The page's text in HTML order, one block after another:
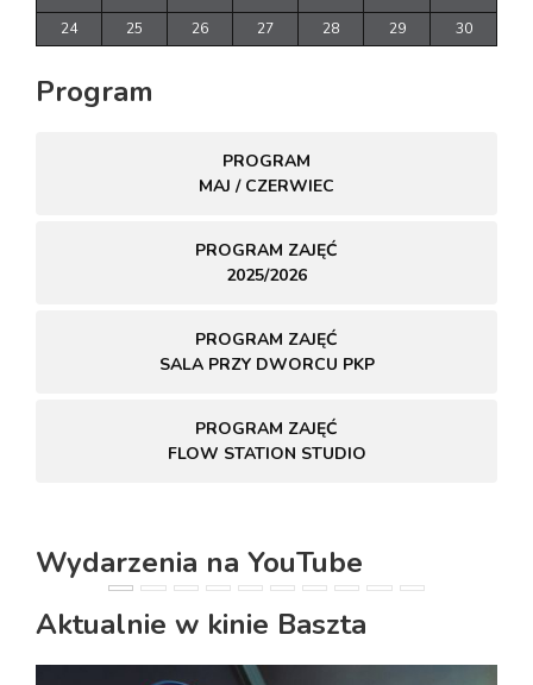
24
25 26 27 28 29 30
Program
PROGRAM
MAJ / CZERWIEC
PROGRAM ZAJĘĆ
2025/2026
PROGRAM ZAJĘĆ
SALA PRZY DWORCU PKP
PROGRAM ZAJĘĆ
FLOW STATION STUDIO
Wydarzenia na YouTube
PREVIOUS
Aktualnie w kinie Baszta